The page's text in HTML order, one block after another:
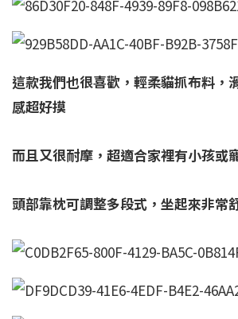
這款我們也很喜歡，輕柔貓抓布料，
感超好摸
而且又很耐摩，超適合家裡有小孩或
頭部靠枕可調整多段式，坐起來非常